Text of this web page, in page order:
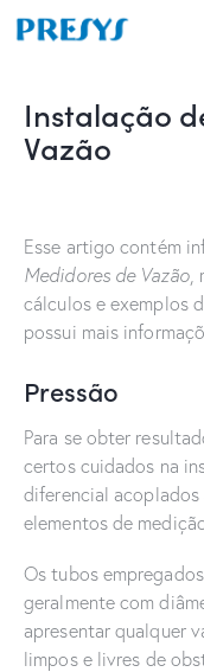
Instalação
Vazão
Esse artigo contém
Medidores de Vazão,
cálculos e exemplos
possui mais
Pressão
Para se obter
certos cuidados na
diferencial
elementos de
Os tubos
geralmente com
apresentar qualquer
limpos e livres de